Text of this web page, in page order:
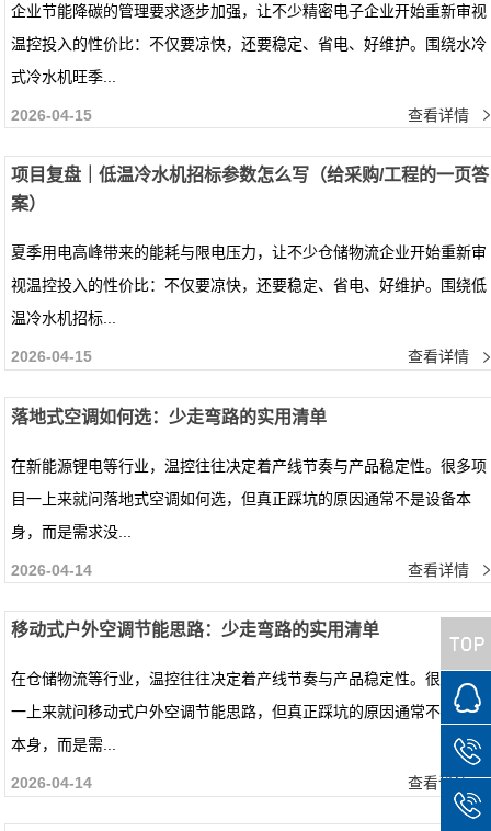
企业节能降碳的管理要求逐步加强，让不少精密电子企业开始重新审视
温控投入的性价比：不仅要凉快，还要稳定、省电、好维护。围绕水冷
式冷水机旺季...
2026-04-15 查看详情
项目复盘｜低温冷水机招标参数怎么写（给采购/工程的一页答
案）
夏季用电高峰带来的能耗与限电压力，让不少仓储物流企业开始重新审
视温控投入的性价比：不仅要凉快，还要稳定、省电、好维护。围绕低
温冷水机招标...
2026-04-15 查看详情
落地式空调如何选：少走弯路的实用清单
在新能源锂电等行业，温控往往决定着产线节奏与产品稳定性。很多项
目一上来就问落地式空调如何选，但真正踩坑的原因通常不是设备本
身，而是需求没...
2026-04-14 查看详情
移动式户外空调节能思路：少走弯路的实用清单
在仓储物流等行业，温控往往决定着产线节奏与产品稳定性。很多项目
一上来就问移动式户外空调节能思路，但真正踩坑的原因通常不是设备
本身，而是需...
2026-04-14 查看详情